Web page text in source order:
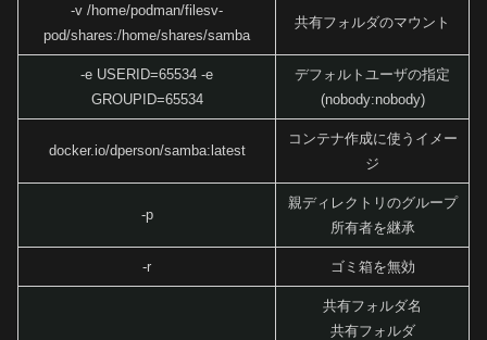
-v /home/podman/filesv-
pod/shares:/home/shares/samba
共有フォルダのマウント
-e USERID=65534 -e
GROUPID=65534
デフォルトユーザの指定
(nobody:nobody)
docker.io/dperson/samba:latest
コンテナ作成に使うイメー
ジ
-p
親ディレクトリのグループ
所有者を継承
-r ゴミ箱を無効
共有フォルダ名
共有フォルダ